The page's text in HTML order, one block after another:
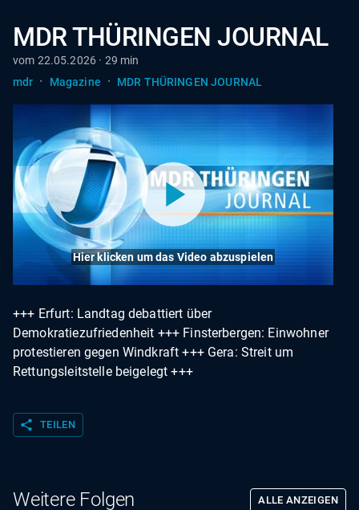
MDR THÜRINGEN JOURNAL
vom 22.05.2026 · 29 min
mdr · Magazine · MDR THÜRINGEN JOURNAL
Hier klicken um das Video abzuspielen
+++ Erfurt: Landtag debattiert über
Demokratiezufriedenheit +++ Finsterbergen: Einwohner
protestieren gegen Windkraft +++ Gera: Streit um
Rettungsleitstelle beigelegt +++
share TEILEN
Weitere Folgen ALLE ANZEIGEN